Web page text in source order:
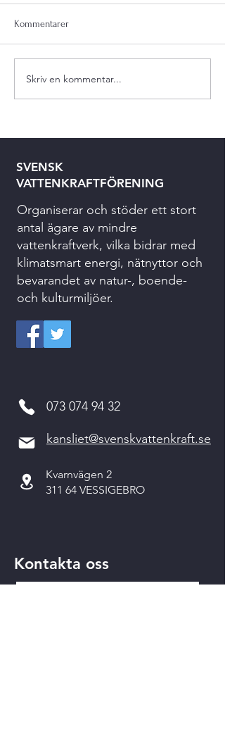
Kommentarer
Skriv en kommentar...
SVENSK
VATTENKRAFTFÖRENING
Organiserar och stöder ett stort
antal ägare av mindre
vattenkraftverk, vilka bidrar med
klimatsmart energi, nätnyttor och
bevarandet av natur-, boende-
och kulturmiljöer.
073 074 94 32
kansliet@svenskvattenkraft.se
Kvarnvägen 2
311 64 VESSIGEBRO
Kontakta oss